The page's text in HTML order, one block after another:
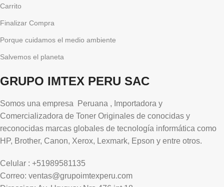
Carrito
Finalizar Compra
Porque cuidamos el medio ambiente
Salvemos el planeta
GRUPO IMTEX PERU SAC
Somos una empresa Peruana , Importadora y
Comercializadora de Toner Originales de conocidas y
reconocidas marcas globales de tecnología informática como
HP, Brother, Canon, Xerox, Lexmark, Epson y entre otros.
Celular : +51989581135
Correo: ventas@grupoimtexperu.com